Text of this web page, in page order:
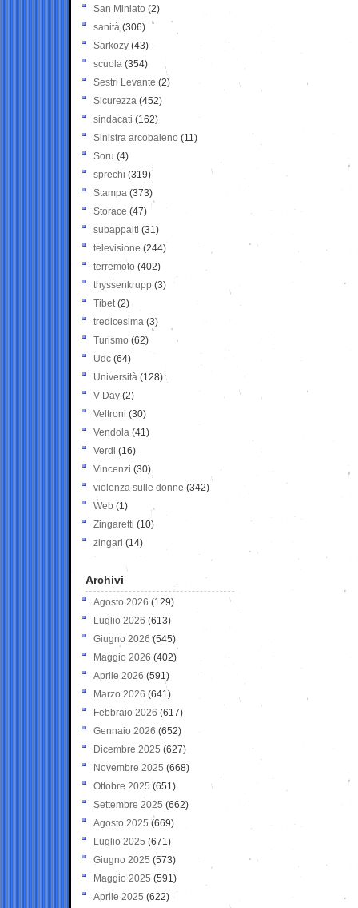
San Miniato (2)
sanità (306)
Sarkozy (43)
scuola (354)
Sestri Levante (2)
Sicurezza (452)
sindacati (162)
Sinistra arcobaleno (11)
Soru (4)
sprechi (319)
Stampa (373)
Storace (47)
subappalti (31)
televisione(244)
terremoto (402)
thyssenkrupp (3)
Tibet(2)
tredicesima (3)
Turismo (62)
Udc (64)
Università (128)
V-Day (2)
Veltroni (30)
Vendola (41)
Verdi (16)
Vincenzi (30)
violenza sulle donne (342)
Web (1)
Zingaretti (10)
zingari (14)
Archivi
Agosto 2026 (129)
Luglio 2026 (613)
Giugno 2026 (545)
Maggio 2026 (402)
Aprile 2026 (591)
Marzo 2026 (641)
Febbraio 2026 (617)
Gennaio 2026 (652)
Dicembre 2025 (627)
Novembre 2025 (668)
Ottobre 2025 (651)
Settembre 2025 (662)
Agosto 2025 (669)
Luglio 2025 (671)
Giugno 2025 (573)
Maggio 2025 (591)
Aprile 2025 (622)